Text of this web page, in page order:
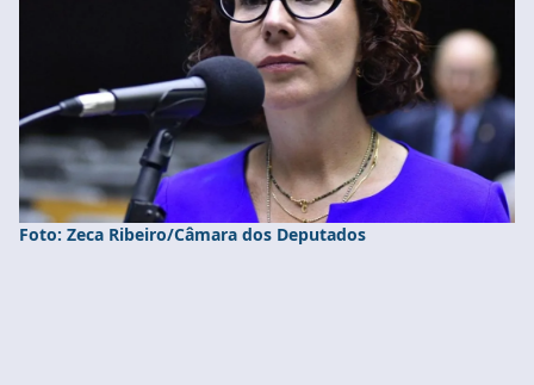
Foto: Zeca Ribeiro/Câmara dos Deputados